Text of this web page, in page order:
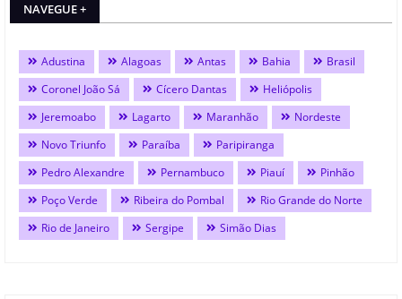
NAVEGUE +
Adustina Alagoas Antas Bahia
Brasil
Coronel João Sá
Cícero Dantas
Heliópolis
Jeremoabo
Lagarto Maranhão
Nordeste
Novo Triunfo
Paraíba
Paripiranga
Pedro Alexandre
Pernambuco Piauí
Pinhão
Poço Verde
Ribeira do Pombal
Rio Grande do Norte
Rio de Janeiro
Sergipe Simão Dias